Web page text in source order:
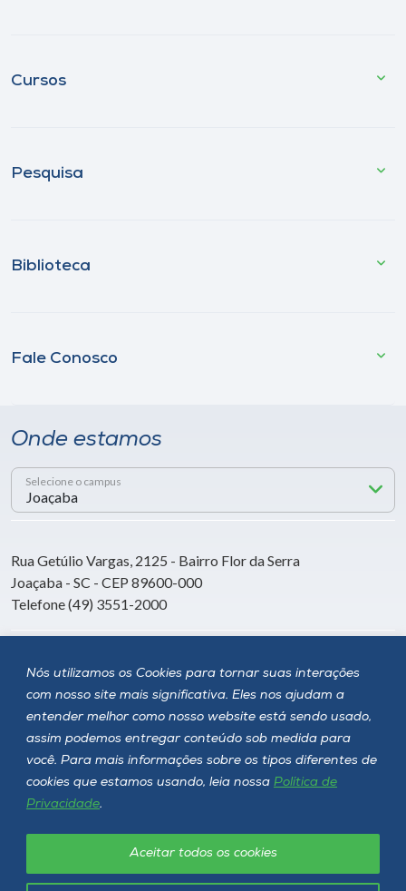
Nós utilizamos os Cookies para tornar suas interações
com nosso site mais significativa. Eles nos ajudam a
entender melhor como nosso website está sendo usado,
assim podemos entregar conteúdo sob medida para
você. Para mais informações sobre os tipos diferentes de
cookies que estamos usando, leia nossa Política de
Privacidade.
Aceitar todos os cookies
Cursos
Pesquisa
Biblioteca
Fale Conosco
Onde estamos
Selecione o campus
Rua Getúlio Vargas, 2125 - Bairro Flor da Serra
Joaçaba - SC - CEP 89600-000
Telefone (49) 3551-2000
Siga a Unoesc
Política de privacidade LGPD